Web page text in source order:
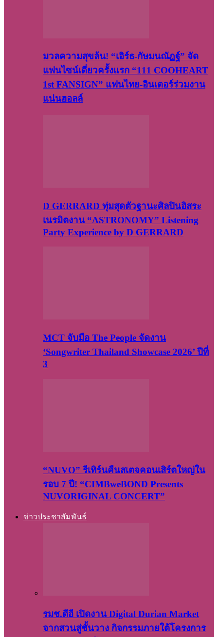
มวลความสุขล้น! “เอิร์ธ-กัษมนณัฏฐ์” จัด
แฟนไซน์เดี่ยวครั้งแรก “111 COOHEART
1st FANSIGN” แฟนไทย-อินเตอร์ร่วมงาน
แน่นฮอลล์
D GERRARD ทุ่มสุดตัวฐานะศิลปินอิสระ
เนรมิตงาน “ASTRONOMY” Listening
Party Experience by D GERRARD
MCT จับมือ The People จัดงาน
‘Songwriter Thailand Showcase 2026’ ปีที่
3
“NUVO” รีเทิร์นคืนสเตจคอนเสิร์ตใหญ่ใน
รอบ 7 ปี! “CIMBweBOND Presents
NUVORIGINAL CONCERT”
ข่าวประชาสัมพันธ์
รมช.ดีอี เปิดงาน Digital Durian Market
จากสวนสู่ชั้นวาง กิจกรรมภายใต้โครงการ